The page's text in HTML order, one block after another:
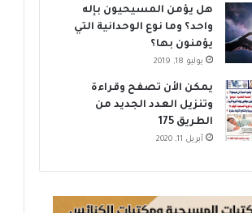
هل يؤمن المسيحيون بإله
واحد؟ وما نوع الوحدانية التي
يؤمنون بها؟
يوليو 18, 2019
يمكن الأن تصفح وقراءة
وتنزيل العدد الجديد من
الطريق 175
أبريل 11, 2020